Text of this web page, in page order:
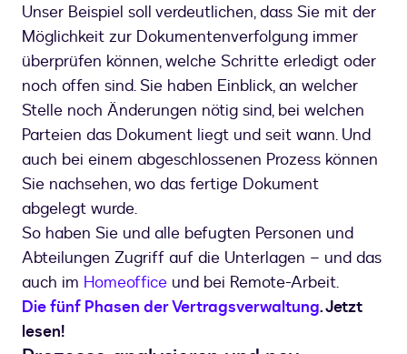
Unser Beispiel soll verdeutlichen, dass Sie mit der
Möglichkeit zur Dokumentenverfolgung immer
überprüfen können, welche Schritte erledigt oder
noch offen sind. Sie haben Einblick, an welcher
Stelle noch Änderungen nötig sind, bei welchen
Parteien das Dokument liegt und seit wann. Und
auch bei einem abgeschlossenen Prozess können
Sie nachsehen, wo das fertige Dokument
abgelegt wurde.
So haben Sie und alle befugten Personen und
Abteilungen Zugriff auf die Unterlagen – und das
auch im Homeoffice und bei Remote-Arbeit.
Die fünf Phasen der Vertragsverwaltung. Jetzt
lesen!